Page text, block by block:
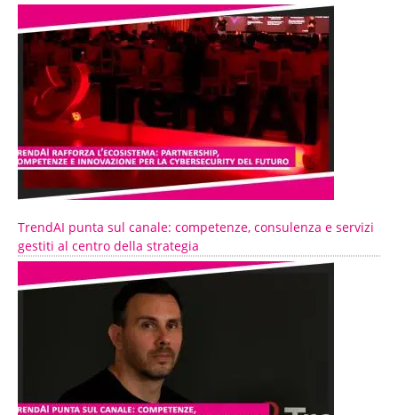
TrendAI punta sul canale: competenze, consulenza e servizi
gestiti al centro della strategia